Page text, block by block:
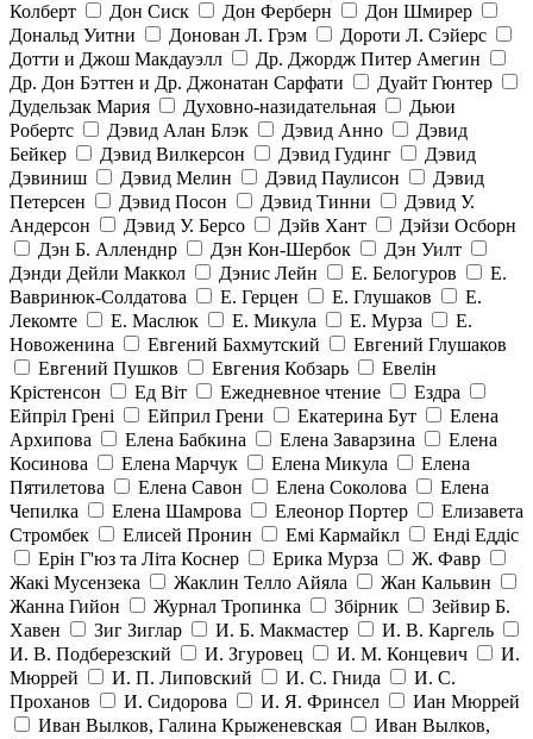
Колберт
Дон Сиск Дон Ферберн
Дон Шмирер
Дональд Уитни
Донован Л. Грэм
Дороти Л. Сэйерс
Дотти и Джош Макдауэлл
Др. Джордж Питер Амегин
Др. Дон Бэттен и Др. Джонатан Сарфати
Дуайт Гюнтер
Дудельзак Мария
Духовно-назидательная
Дьюи
Робертс
Дэвид Алан Блэк Дэвид Анно
Дэвид
Бейкер
Дэвид Вилкерсон Дэвид Гудинг
Дэвид
Дэвиниш
Дэвид Мелин Дэвид Паулисон
Дэвид
Петерсен
Дэвид Посон Дэвид Тинни
Дэвид У.
Андерсон
Дэвид У. Берсо Дэйв Хант
Дэйзи Осборн
Дэн Б. Алленднр
Дэн Кон-Шербок
Дэн Уилт
Дэнди Дейли Маккол
Дэнис Лейн Е. Белогуров
Е.
Вавринюк-Солдатова
Е. Герцен Е. Глушаков
Е.
Лекомте
Е. Маслюк Е. Микула Е. Мурза
Е.
Новоженина
Евгений Бахмутский
Евгений Глушаков
Евгений Пушков
Евгения Кобзарь
Евелін
Крістенсон
Ед Віт Ежедневное чтение
Ездра
Ейпріл Грені
Ейприл Грени Екатерина Бут
Елена
Архипова
Елена Бабкина Елена Заварзина
Елена
Косинова
Елена Марчук Елена Микула
Елена
Пятилетова
Елена Савон Елена Соколова
Елена
Чепилка
Елена Шамрова Елеонор Портер
Елизавета
Стромбек
Елисей Пронин Емі Кармайкл
Ендi Еддiс
Ерін Г'юз та Літа Коснер
Ерика Мурза
Ж. Фавр
Жакі Мусензека
Жаклин Телло Айяла
Жан Кальвин
Жанна Гийон
Журнал Тропинка Збірник
Зейвир Б.
Хавен
Зиг Зиглар И. Б. Макмастер
И. В. Каргель
И. В. Подберезский
И. Згуровец И. М. Концевич
И.
Мюррей
И. П. Липовский И. С. Гнида
И. С.
Проханов
И. Сидорова И. Я. Фринсел
Иан Мюррей
Иван Вылков, Галина Крыженевская
Иван Вылков,